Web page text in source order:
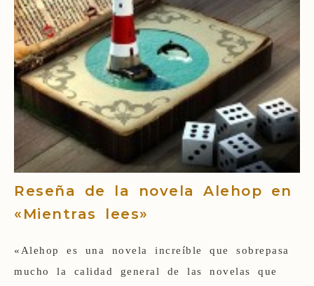
Reseña de la novela Alehop en
«Mientras lees»
«Alehop es una novela increíble que sobrepasa
mucho la calidad general de las novelas que